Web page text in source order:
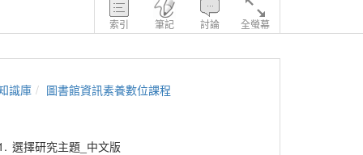
索引 筆記 討論 全螢幕
識庫 圖書館資訊素養數位課程
選擇研究主題_中文版